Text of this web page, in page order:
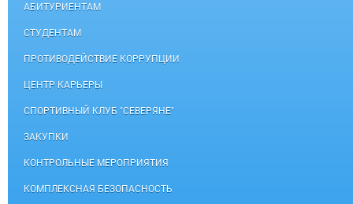
АБИТУРИЕНТАМ
СТУДЕНТАМ
ПРОТИВОДЕЙСТВИЕ КОРРУПЦИИ
ЦЕНТР КАРЬЕРЫ
СПОРТИВНЫЙ КЛУБ "СЕВЕРЯНЕ"
ЗАКУПКИ
КОНТРОЛЬНЫЕ МЕРОПРИЯТИЯ
КОМПЛЕКСНАЯ БЕЗОПАСНОСТЬ